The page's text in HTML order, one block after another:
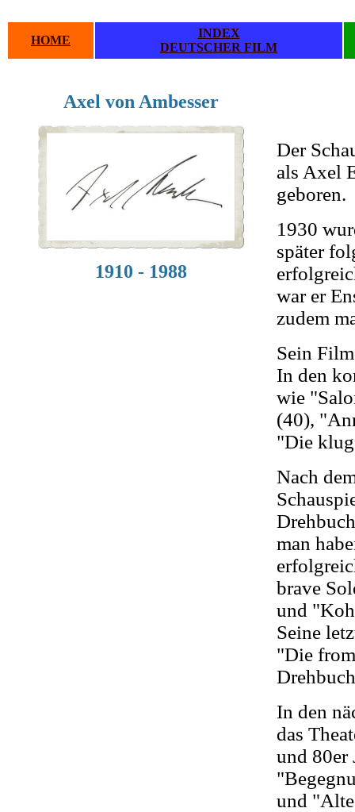
HOME
INDEX
DEUTSCHER FILM
Axel von Ambesser
1910 - 1988
Der
als Axel
geboren.
1930
später
war er
zudem
Sein
In den
wie
(40),
"Die
Nach
man
brave
und
Seine
"Die
In den
das
und 80er
und